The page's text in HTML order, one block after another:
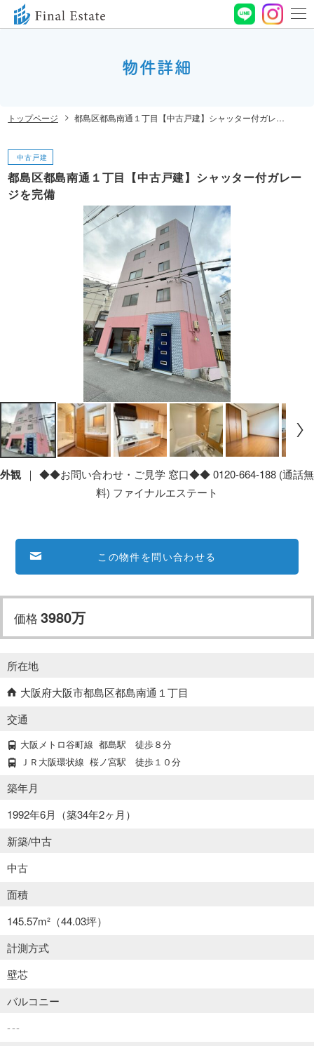
19:00 定休⽇ ⽔曜⽇
お問い合わせ
物件詳細
トップページ 都島区都島南通１丁目【中古戸建】シャッター付ガレージを完備
中古戸建
都島区都島南通１丁目【中古戸建】シャッター付ガレー
ジを完備
外観
◆◆お問い合わせ・ご見学 窓口◆◆ 0120-664-188 (通話無
料) ファイナルエステート
この物件を問い合わせる
価格 3980万
所在地
大阪府大阪市都島区都島南通１丁目
交通
大阪メトロ谷町線 都島駅
徒歩８分
ＪＲ大阪環状線 桜ノ宮駅 徒歩１０分
築年月
1992年6月（築34年2ヶ月）
新築/中古
中古
面積
145.57m² （44.03坪）
計測方式
壁芯
バルコニー
---